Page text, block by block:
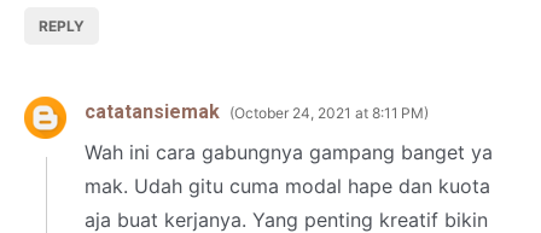
REPLY
catatansiemak October 24, 2021 at 8:11 PM
Wah ini cara gabungnya gampang banget ya
mak. Udah gitu cuma modal hape dan kuota
aja buat kerjanya. Yang penting kreatif bikin